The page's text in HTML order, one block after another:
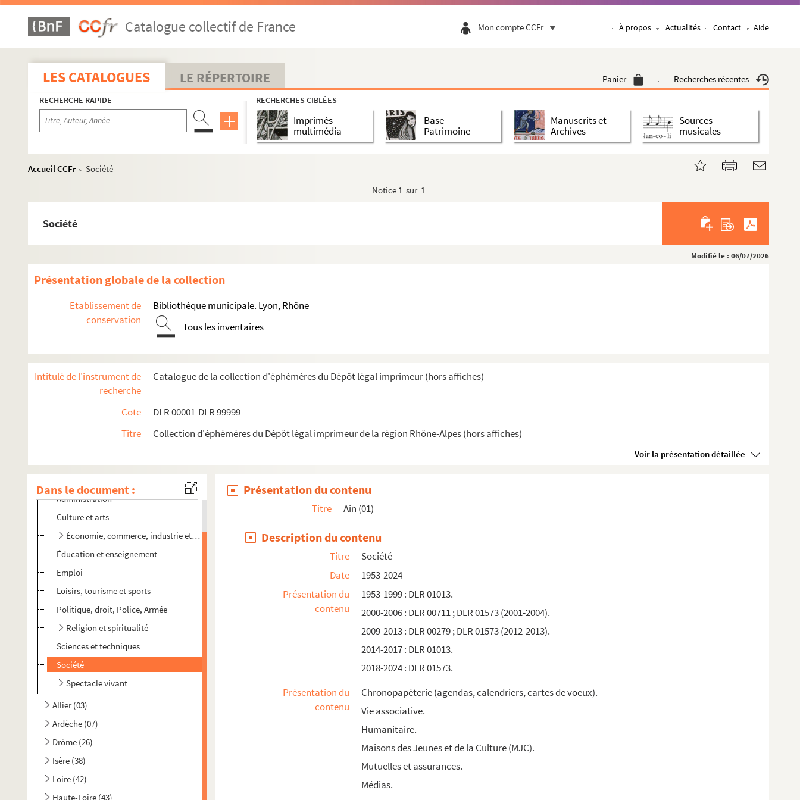
Catalogue collectif de France Mon compte CCFr À propos Actualités Contact Aide
LES CATALOGUES LE RÉPERTOIRE Panier Recherches récentes
RECHERCHE RAPIDE RECHERCHES CIBLÉES
Imprimés
multimédia
Base
Patrimoine
Manuscrits et
Archives
Sources
musicales
Accueil CCFr > Société
Notice 1 sur 1
Société
Modifié le : 06/07/2026
Présentation globale de la collection
Etablissement de
conservation
Bibliothèque municipale. Lyon, Rhône
Tous les inventaires
Intitulé de l'instrument de
recherche
Catalogue de la collection d'éphémères du Dépôt légal imprimeur (hors affiches)
Cote
DLR 00001-DLR 99999
Titre
Collection d'éphémères du Dépôt légal imprimeur de la région Rhône-Alpes (hors affiches)
Voir la présentation détaillée
Dans le document :
Ain (01)
Administration
Culture et arts
Économie, commerce, industrie et artisanat
Éducation et enseignement
Emploi
Loisirs, tourisme et sports
Politique, droit, Police, Armée
Religion et spiritualité
Sciences et techniques
Société
Spectacle vivant
Allier (03)
Ardèche (07)
Drôme (26)
Isère (38)
Loire (42)
Haute-Loire (43)
Présentation du contenu
Titre Ain (01)
Description du contenu
Titre
Société
Date
1953-2024
Présentation du
contenu
1953-1999 : DLR 01013.
2000-2006 : DLR 00711 ; DLR 01573 (2001-2004).
2009-2013 : DLR 00279 ; DLR 01573 (2012-2013).
2014-2017 : DLR 01013.
2018-2024 : DLR 01573.
Présentation du
contenu
Chronopapéterie (agendas, calendriers, cartes de voeux).
Vie associative.
Humanitaire.
Maisons des Jeunes et de la Culture (MJC).
Mutuelles et assurances.
Médias.